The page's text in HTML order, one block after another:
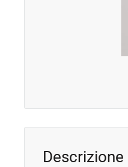
Descrizione